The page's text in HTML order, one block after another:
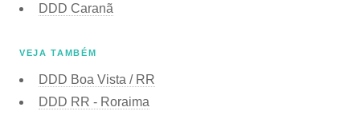
DDD Caranã
VEJA TAMBÉM
DDD Boa Vista / RR
DDD RR - Roraima